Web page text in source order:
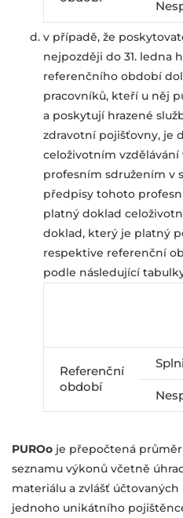
v případě, že
nejpozději do 31. ledna
referenčního období
pracovníků, kteří u něj
a poskytují hrazené
zdravotní pojišťovny, je
celoživotním
profesním sdružením v
předpisy tohoto
platný doklad
doklad, který je platný
respektive referenční
podle následující
Referenční
období
PUROo je přepočtená
seznamu výkonů včetně
materiálu a zvlášť
jednoho unikátního